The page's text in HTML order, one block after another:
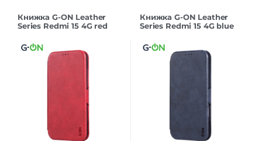
Книжка G-ON Leather
Series Redmi 15 4G red
Книжка G-ON Leather
Series Redmi 15 4G blue